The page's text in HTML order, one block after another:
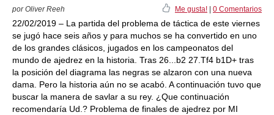
por Oliver Reeh Me gusta! 0 Comentarios
22/02/2019 – La partida del problema de táctica de este viernes
se jugó hace seis años y para muchos se ha convertido en uno
de los grandes clásicos, jugados en los campeonatos del
mundo de ajedrez en la historia. Tras 26...b2 27.Tf4 b1D+ tras
la posición del diagrama las negras se alzaron con una nueva
dama. Pero la historia aún no se acabó. A continuación tuvo que
buscar la manera de savlar a su rey. ¿Que continuación
recomendaría Ud.? Problema de finales de ajedrez por MI